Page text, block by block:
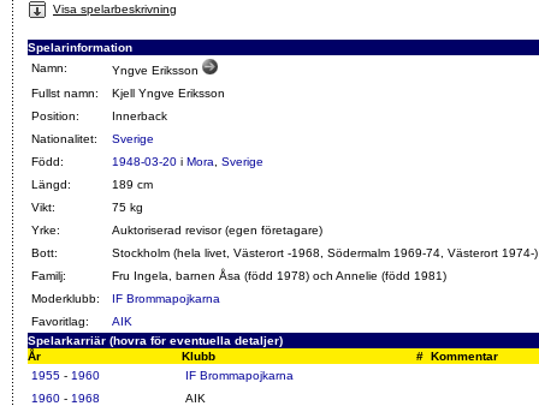
Visa spelarbeskrivning
Spelarinformation
Namn:
Yngve Eriksson
Fullst namn:
Kjell Yngve Eriksson
Position:
Innerback
Nationalitet:
Sverige
Född:
1948-03-20 i Mora
Sverige
Längd:
189 cm
Vikt:
75 kg
Yrke:
Auktoriserad revisor (egen företagare)
Bott:
Stockholm (hela livet, Västerort -1968, Södermalm 1969-74, Västerort 1974-)
Familj:
Fru Ingela, barnen Åsa (född 1978) och Annelie (född 1981)
Moderklubb:
IF Brommapojkarna
Favoritlag:
AIK
Spelarkarriär (hovra för eventuella detaljer)
År
Klubb # Kommentar
1955 - 1960
IF Brommapojkarna
1960 - 1968
AIK